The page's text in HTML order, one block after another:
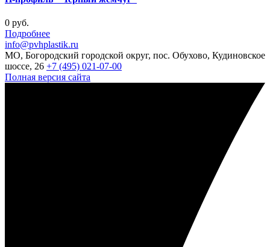
0 руб.
Подробнее
info@pvhplastik.ru
МО, Богородский городской округ, пос. Обухово, Кудиновское
шоссе, 26 +7 (495) 021-07-00
Полная версия сайта